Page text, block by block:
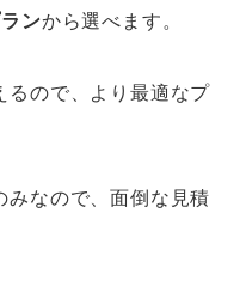
ンから選べます。
るので、より最適なプ
みなので、面倒な見積